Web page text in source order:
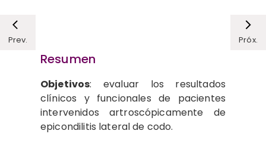
Prev. Próx.
Resumen
Objetivos: evaluar los resultados
clínicos y funcionales de pacientes
intervenidos artroscópicamente de
epicondilitis lateral de codo.